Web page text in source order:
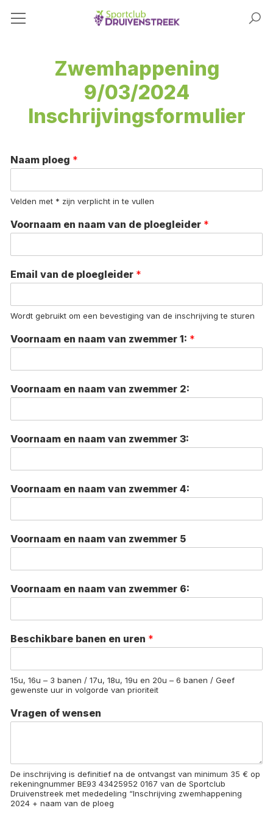
Zwemhappening
9/03/2024
Inschrijvingsformulier
Naam ploeg *
Velden met * zijn verplicht in te vullen
Voornaam en naam van de ploegleider *
Email van de ploegleider *
Wordt gebruikt om een bevestiging van de inschrijving te sturen
Voornaam en naam van zwemmer 1: *
Voornaam en naam van zwemmer 2:
Voornaam en naam van zwemmer 3:
Voornaam en naam van zwemmer 4:
Voornaam en naam van zwemmer 5
Voornaam en naam van zwemmer 6:
Beschikbare banen en uren *
15u, 16u – 3 banen / 17u, 18u, 19u en 20u – 6 banen / Geef
gewenste uur in volgorde van prioriteit
Vragen of wensen
De inschrijving is definitief na de ontvangst van minimum 35 € op
rekeningnummer BE93 43425952 0167 van de Sportclub
Druivenstreek met mededeling “Inschrijving zwemhappening
2024 + naam van de ploeg